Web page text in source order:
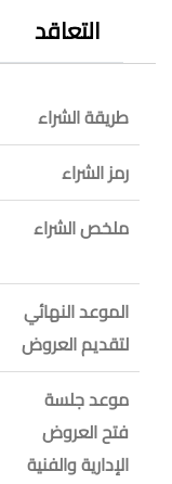
التعاقد
طريقة الشراء
رمز الشراء
ملخص الشراء
الموعد النهائي
لتقديم العروض
موعد جلسة
فتح العروض
الإدارية والفنية